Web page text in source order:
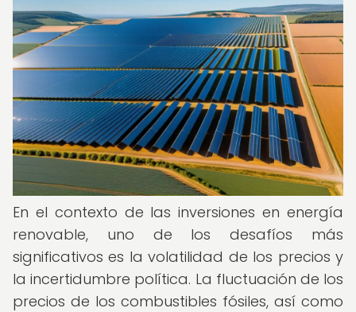
En el contexto de las inversiones en energía
renovable, uno de los desafíos más
significativos es la volatilidad de los precios y
la incertidumbre política. La fluctuación de los
precios de los combustibles fósiles, así como